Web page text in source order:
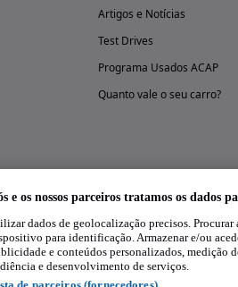
Artigos e Notícias
Test Drives
Programa Usados ACAP
Quanto vale o seu carro?
a aplicação
e os nossos parceiros tratamos os dados
dados de geolocalização precisos. Procurar
para identificação. Armazenar e/ou
e conteúdos personalizados, medição
e desenvolvimento de serviços.